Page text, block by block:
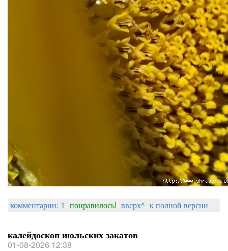
комментарии: 1 понравилось! вверх^ к полной версии
калейдоскоп июльских закатов
01-08-2026 12:38